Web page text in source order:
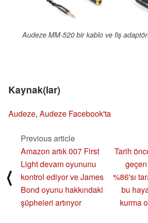
Audeze MM-520 bir kablo ve fiş
Kaynak(lar)
Audeze, Audeze Facebook'ta
⟨
Previous article
Amazon artık 007 First
Light devam oyununu
kontrol ediyor ve James
Bond oyunu hakkındaki
şüpheleri artırıyor
Tarih
%86'sı
bu
kurma